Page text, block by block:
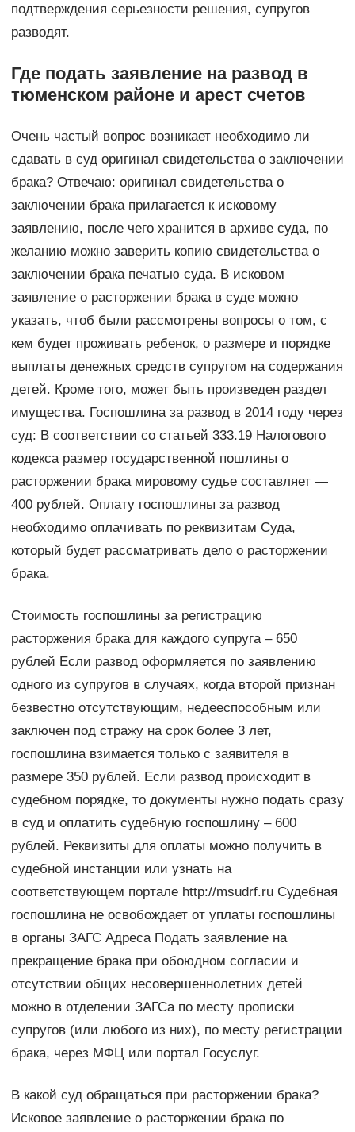
подтверждения серьезности решения, супругов
разводят.
Где подать заявление на развод в
тюменском районе и арест счетов
Очень частый вопрос возникает необходимо ли
сдавать в суд оригинал свидетельства о заключении
брака? Отвечаю: оригинал свидетельства о
заключении брака прилагается к исковому
заявлению, после чего хранится в архиве суда, по
желанию можно заверить копию свидетельства о
заключении брака печатью суда. В исковом
заявление о расторжении брака в суде можно
указать, чтоб были рассмотрены вопросы о том, с
кем будет проживать ребенок, о размере и порядке
выплаты денежных средств супругом на содержания
детей. Кроме того, может быть произведен раздел
имущества. Госпошлина за развод в 2014 году через
суд: В соответствии со статьей 333.19 Налогового
кодекса размер государственной пошлины о
расторжении брака мировому судье составляет —
400 рублей. Оплату госпошлины за развод
необходимо оплачивать по реквизитам Суда,
который будет рассматривать дело о расторжении
брака.
Стоимость госпошлины за регистрацию
расторжения брака для каждого супруга – 650
рублей Если развод оформляется по заявлению
одного из супругов в случаях, когда второй признан
безвестно отсутствующим, недееспособным или
заключен под стражу на срок более 3 лет,
госпошлина взимается только с заявителя в
размере 350 рублей. Если развод происходит в
судебном порядке, то документы нужно подать сразу
в суд и оплатить судебную госпошлину – 600
рублей. Реквизиты для оплаты можно получить в
судебной инстанции или узнать на
соответствующем портале http://msudrf.ru Судебная
госпошлина не освобождает от уплаты госпошлины
в органы ЗАГС Адреса Подать заявление на
прекращение брака при обоюдном согласии и
отсутствии общих несовершеннолетних детей
можно в отделении ЗАГСа по месту прописки
супругов (или любого из них), по месту регистрации
брака, через МФЦ или портал Госуслуг.
В какой суд обращаться при расторжении брака?
Исковое заявление о расторжении брака по